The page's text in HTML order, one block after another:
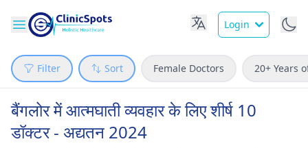
Login
Filter Sort Female Doctors 20+ Years
बैंगलोर में आत्मघाती व्यवहार के लिए शीर्ष 10
डॉक्टर - अद्यतन 2024